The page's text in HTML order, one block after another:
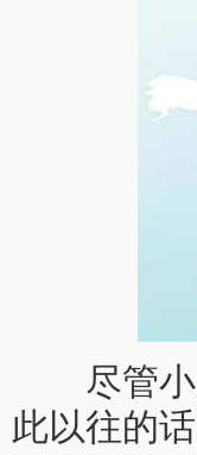
尽管小
此以往的